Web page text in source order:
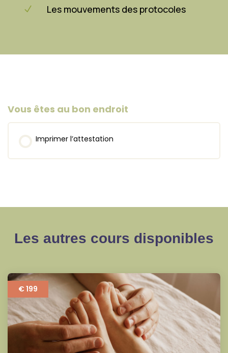
N Les mouvements des protocoles
Vous êtes au bon endroit
Imprimer l’attestation
Les autres cours disponibles
€ 199